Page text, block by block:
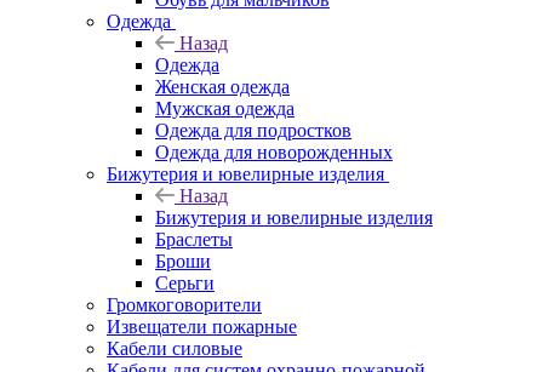
Одежда
Назад
Одежда
Женская одежда
Мужская одежда
Одежда для подростков
Одежда для новорожденных
Бижутерия и ювелирные изделия
Назад
Бижутерия и ювелирные изделия
Браслеты
Броши
Серьги
Громкоговорители
Извещатели пожарные
Кабели силовые